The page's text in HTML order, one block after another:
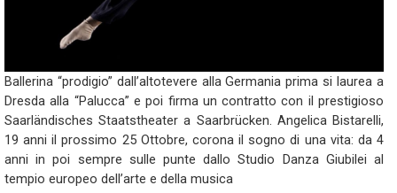
Ballerina “prodigio” dall’altotevere alla Germania prima si laurea a
Dresda alla “Palucca” e poi firma un contratto con il prestigioso
Saarländisches Staatstheater a Saarbrücken. Angelica Bistarelli,
19 anni il prossimo 25 Ottobre, corona il sogno di una vita: da 4
anni in poi sempre sulle punte dallo Studio Danza Giubilei al
tempio europeo dell’arte e della musica